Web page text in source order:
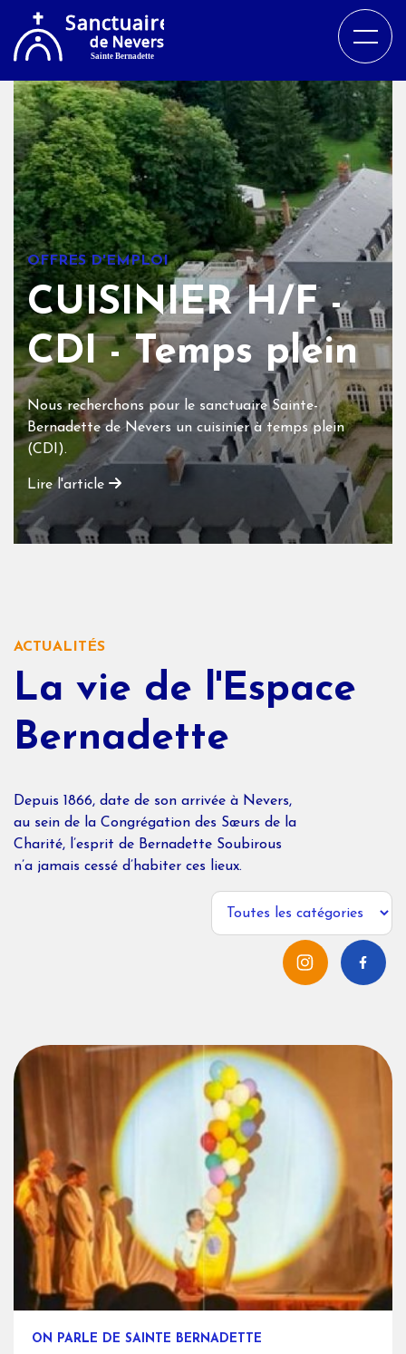
OFFRES D'EMPLOI
CUISINIER H/F -
CDI - Temps plein
Nous recherchons pour le sanctuaire Sainte-
Bernadette de Nevers un cuisinier à temps plein
(CDI).
Lire l'article
ACTUALITÉS
La vie de l'Espace
Bernadette
Depuis 1866, date de son arrivée à Nevers,
au sein de la Congrégation des Sœurs de la
Charité, l’esprit de Bernadette Soubirous
n’a jamais cessé d’habiter ces lieux.
ON PARLE DE SAINTE BERNADETTE